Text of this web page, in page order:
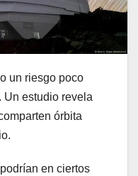
un riesgo poco
Un estudio revela
órbita
en ciertos